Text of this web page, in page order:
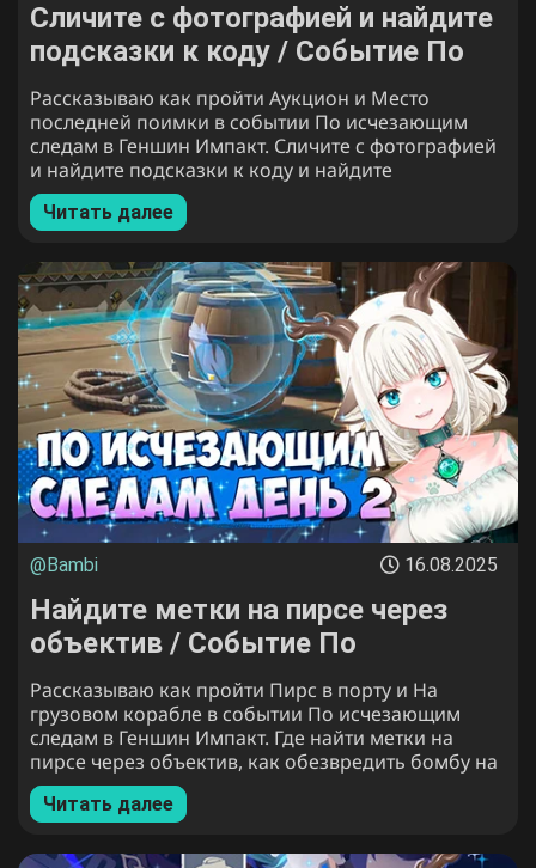
Сличите с фотографией и найдите
подсказки к коду / Событие По
исчезающим следам 3 этап в
Genshin Impact
Рассказываю как пройти Аукцион и Место
последней поимки в событии По исчезающим
следам в Геншин Импакт. Сличите с фотографией
и найдите подсказки к коду и найдите
покупателей со значками.
Читать далее
@Bambi 16.08.2025
Найдите метки на пирсе через
объектив / Событие По
исчезающим следам 2 этап в
Genshin Impact
Рассказываю как пройти Пирс в порту и На
грузовом корабле в событии По исчезающим
следам в Геншин Импакт. Где найти метки на
пирсе через объектив, как обезвредить бомбу на
корабле.
Читать далее